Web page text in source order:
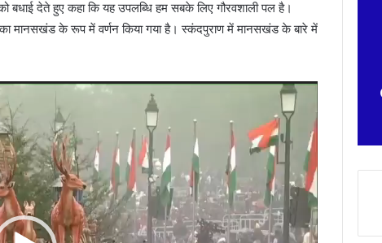
बधाई देते हुए कहा कि यह उपलब्धि हम सबके लिए गौरवशाली पल है।
मानसखंड के रूप में वर्णन किया गया है। स्कंदपुराण में मानसखंड के बारे में